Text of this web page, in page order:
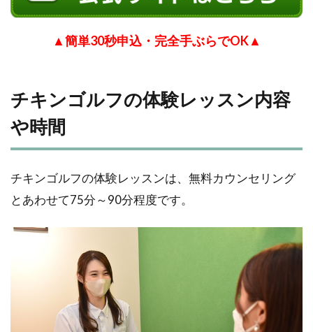
▲簡単30秒申込・完全手ぶらでOK▲
チキンゴルフの体験レッスン内容
や時間
チキンゴルフの体験レッスンは、無料カウンセリング
とあわせて75分～90分程度です。